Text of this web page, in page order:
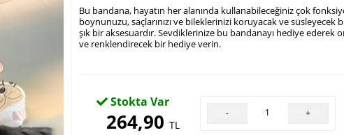
Bu bandana, hayatın her alanında kullanabileceğiniz çok
boynunuzu, saçlarınızı ve bileklerinizi koruyacak ve
şık bir aksesuardır. Sevdiklerinize bu bandanayı hediye ederek
ve renklendirecek bir hediye verin.
Stokta Var
264,90TL
- +